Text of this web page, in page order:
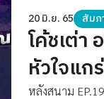
20 มิ.ย. 65 สัม
โค้ชเต่า
หัวใจแก
หลังสนาม EP.19